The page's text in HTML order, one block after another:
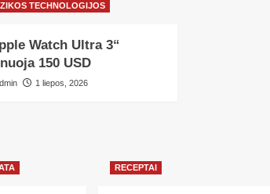
TECHNOLOGIJOS
Watch Ultra 3“
150 USD
1 liepos, 2026
RECEPTAI